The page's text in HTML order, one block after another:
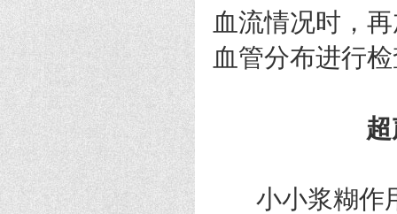
血流情况时，
血管分布进行
小小浆糊作用